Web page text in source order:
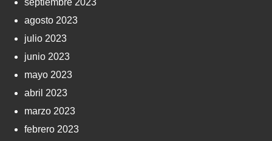
septiembre 2023
agosto 2023
julio 2023
junio 2023
mayo 2023
abril 2023
marzo 2023
febrero 2023